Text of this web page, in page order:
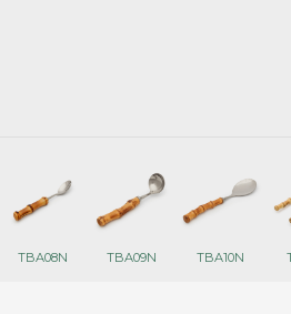
TBA08N TBA09N TBA10N